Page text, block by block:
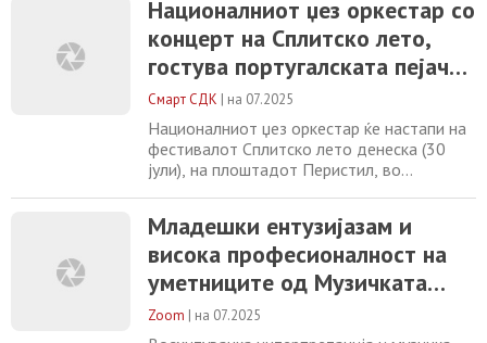
фестивалот ја негува долги години,
поддржувајќи врвни музички изведби во
рамките на програмата. Џијан Емин, еден
од највпечатливите џез музичари во
регионот, автор,
Националниот џез оркестар со
концерт на Сплитско лето,
гостува португалската пејачка
Марија Мендеш
Смарт СДК | на 07.2025
Националниот џез оркестар ќе настапи на
фестивалот Сплитско лето денеска (30
јули), на плоштадот Перистил, во
сезона на интернационални гостувања, со
кои оркестарот ја зацврстува својата
позиција на меѓународната музичка сцена“,
велат од НЏО. За публиката во Сплит е
подготвена
Младешки ентузијазам и
висока професионалност на
уметниците од Музичката
младина на Македонија
Zoom | на 07.2025